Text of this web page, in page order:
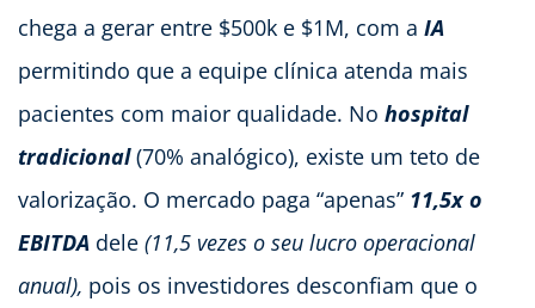
chega a gerar entre $500k e $1M, com a IA
permitindo que a equipe clínica atenda mais
pacientes com maior qualidade. No hospital
tradicional(70% analógico), existe um teto de
valorização. O mercado paga “apenas” 11,5x o
EBITDA dele (11,5 vezes o seu lucro operacional
anual), pois os investidores desconfiam que o